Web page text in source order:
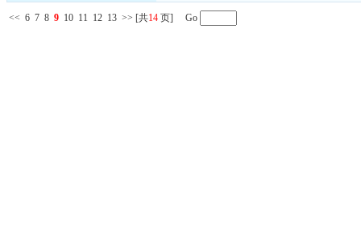
<< 6 7 8 9 10 11 12 13 >> [共14 页] Go